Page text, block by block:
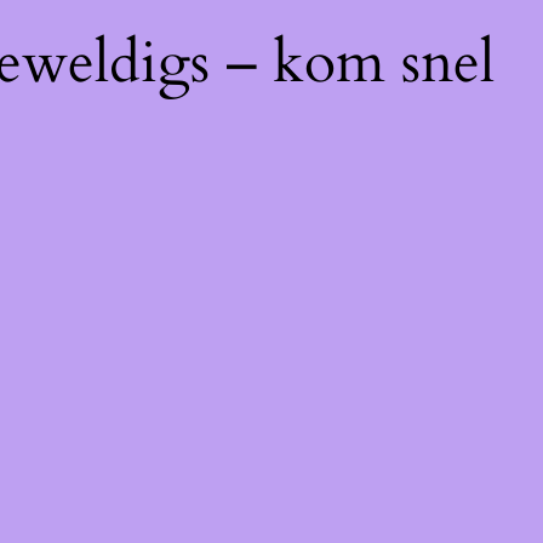
– kom snel